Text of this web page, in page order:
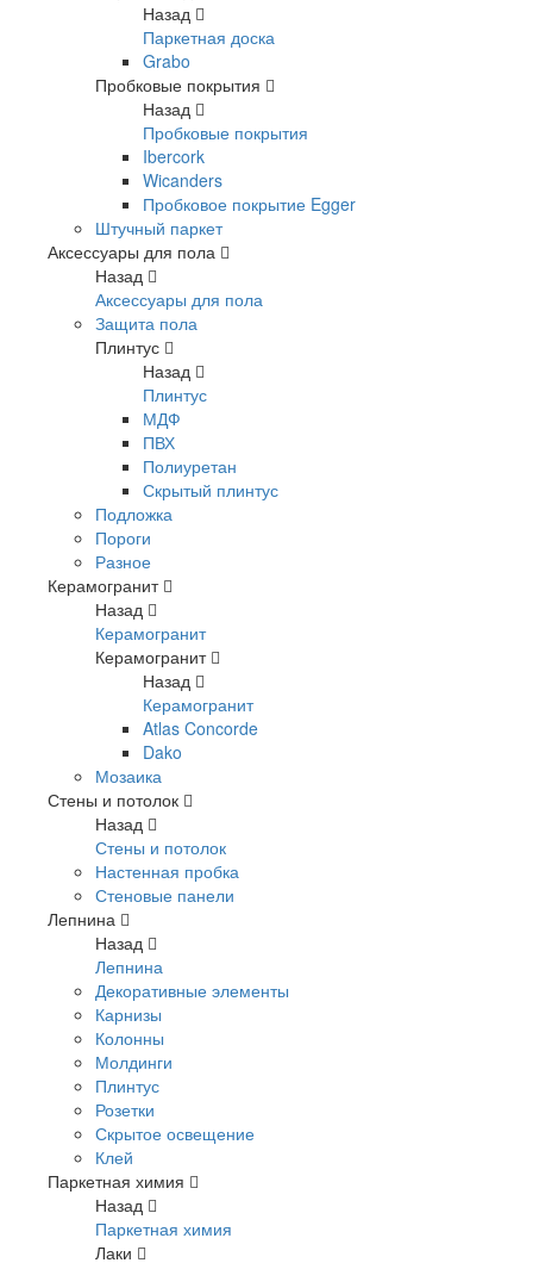
Назад
Паркетная доска
Grabo
Пробковые покрытия
Назад
Пробковые покрытия
Ibercork
Wicanders
Пробковое покрытие Egger
Штучный паркет
Аксессуары для пола
Назад
Аксессуары для пола
Защита пола
Плинтус
Назад
Плинтус
МДФ
ПВХ
Полиуретан
Скрытый плинтус
Подложка
Пороги
Разное
Керамогранит
Назад
Керамогранит
Керамогранит
Назад
Керамогранит
Atlas Concorde
Dako
Мозаика
Стены и потолок
Назад
Стены и потолок
Настенная пробка
Стеновые панели
Лепнина
Назад
Лепнина
Декоративные элементы
Карнизы
Колонны
Молдинги
Плинтус
Розетки
Скрытое освещение
Клей
Паркетная химия
Назад
Паркетная химия
Лаки